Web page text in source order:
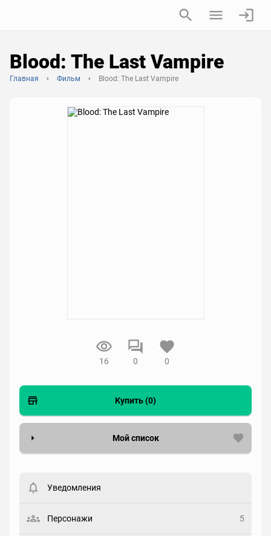
Blood: The Last Vampire
Главная Фильм Blood: The Last Vampire
16 0 0
Купить (0)
Мой список
Статус
Уведомления
Персонажи 5